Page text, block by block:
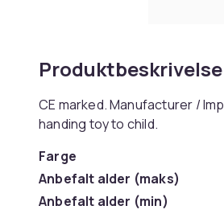
Produktbeskrivelse
CE marked. Manufacturer /
handing toy to child.
Farge
Anbefalt alder (maks)
Anbefalt alder (min)